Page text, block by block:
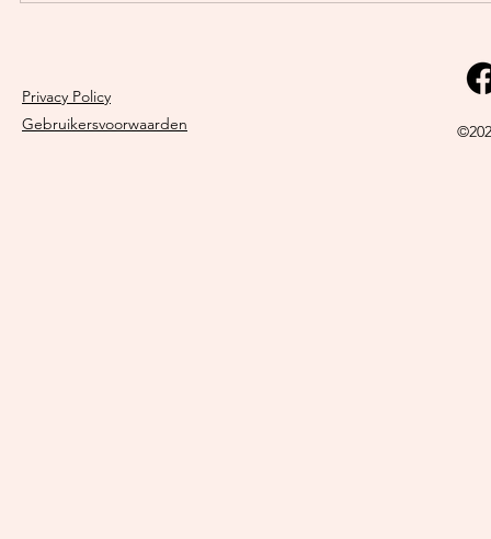
Privacy Policy
Gebruikersvoorwaarden